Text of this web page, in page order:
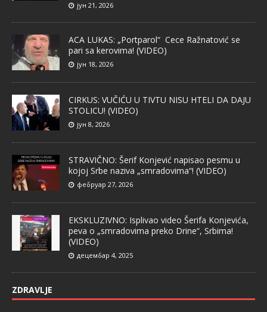
јун 21, 2026
ACA LUKAS: „Portparol“ Cece Ražnatović se
pari sa kerovima! (VIDEO)
јун 18, 2026
CIRKUS: VUČIĆU U TIVTU NISU HTELI DA DAJU
STOLICU! (VIDEO)
јун 8, 2026
STRAVIČNO: Šerif Konjević napisao pesmu u
kojoj Srbe naziva „smradovima“! (VIDEO)
фебруар 27, 2026
EKSKLUZIVNO: Isplivao video Šerifa Konjevića,
peva o „smradovima preko Drine“, Srbima!
(VIDEO)
децембар 4, 2025
ZDRAVLJE